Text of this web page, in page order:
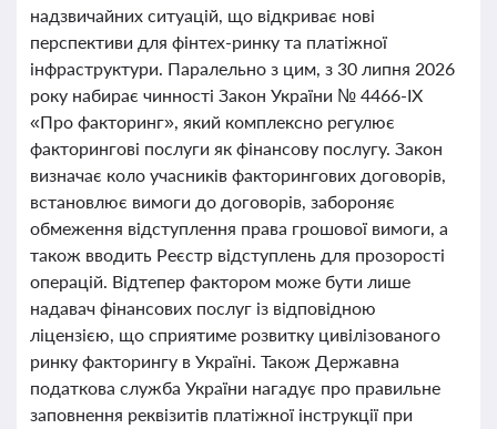
надзвичайних ситуацій, що відкриває нові
перспективи для фінтех-ринку та платіжної
інфраструктури. Паралельно з цим, з 30 липня 2026
року набирає чинності Закон України № 4466-IX
«Про факторинг», який комплексно регулює
факторингові послуги як фінансову послугу. Закон
визначає коло учасників факторингових договорів,
встановлює вимоги до договорів, забороняє
обмеження відступлення права грошової вимоги, а
також вводить Реєстр відступлень для прозорості
операцій. Відтепер фактором може бути лише
надавач фінансових послуг із відповідною
ліцензією, що сприятиме розвитку цивілізованого
ринку факторингу в Україні. Також Державна
податкова служба України нагадує про правильне
заповнення реквізитів платіжної інструкції при